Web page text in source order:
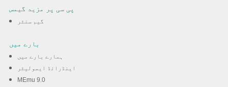
پی سی پر مزید گیمس
گیم سنٹر
بارے میں
ہمارے بارے میں
اینڈرائڈ ایمولیٹر
MEmu 9.0